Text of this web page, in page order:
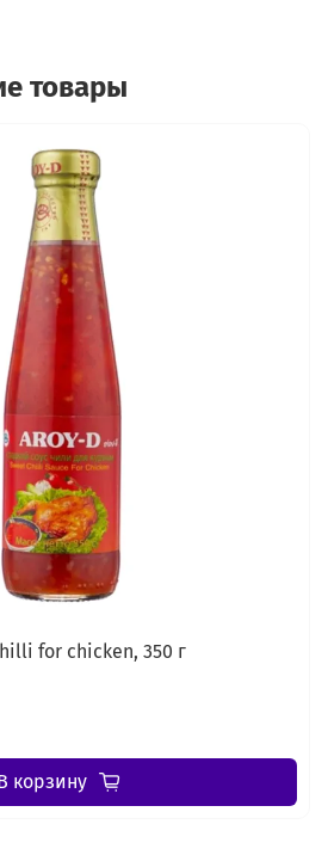
товары
for chicken, 350 г
корзину